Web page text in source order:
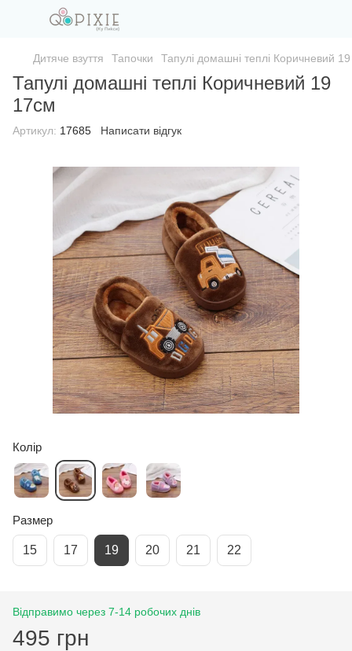
Дитяче взуття Тапочки Тапулі домашні теплі Коричневий
Тапулі домашні теплі Коричневий 19
17см
Артикул: 17685 Написати відгук
Колір
Размер
15 17 19 20 21 22
Відправимо через 7-14 робочих днів
495 грн